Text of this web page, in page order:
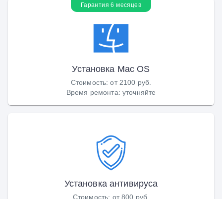
Гарантия 6 месяцев
Установка Маc OS
Стоимость:от 2100 руб.
Время ремонта: уточняйте
Установка антивируса
Стоимость: от 800 руб.